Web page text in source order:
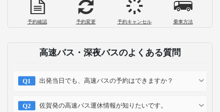
予約確認 予約変更 予約キャンセル 乗車方法
高速バス・深夜バスのよくある質問
出発当日でも、高速バスの予約はできますか？
佐賀発の高速バス運休情報が知りたいです。